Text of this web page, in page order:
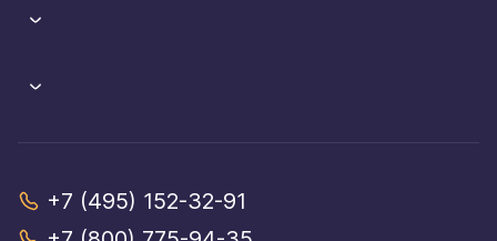
+7 (495) 152-32-91